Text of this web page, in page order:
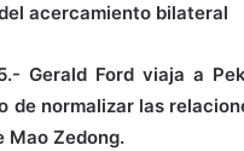
acercamiento bilateral
Gerald Ford viaja a
de normalizar las
Mao Zedong.